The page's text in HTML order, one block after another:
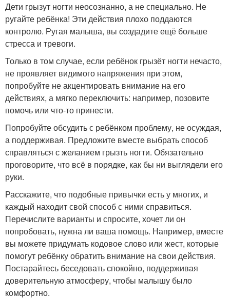
Дети грызут ногти неосознанно, а не специально. Не
ругайте ребёнка! Эти действия плохо поддаются
контролю. Ругая малыша, вы создадите ещё больше
стресса и тревоги.
Только в том случае, если ребёнок грызёт ногти нечасто,
не проявляет видимого напряжения при этом,
попробуйте не акцентировать внимание на его
действиях, а мягко переключить: например, позовите
помочь или что-то принести.
Попробуйте обсудить с ребёнком проблему, не осуждая,
а поддерживая. Предложите вместе выбрать способ
справляться с желанием грызть ногти. Обязательно
проговорите, что всё в порядке, как бы ни выглядели его
руки.
Расскажите, что подобные привычки есть у многих, и
каждый находит свой способ с ними справиться.
Перечислите варианты и спросите, хочет ли он
попробовать, нужна ли ваша помощь. Например, вместе
вы можете придумать кодовое слово или жест, которые
помогут ребёнку обратить внимание на свои действия.
Постарайтесь беседовать спокойно, поддерживая
доверительную атмосферу, чтобы малышу было
комфортно.